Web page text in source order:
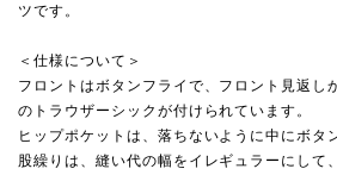
ツです。
＜仕様について＞
フロントはボタンフライで、フロント見返し
のトラウザーシックが付けられています。
ヒップポケットは、落ちないように中にボタ
股繰りは、縫い代の幅をイレギュラーにして